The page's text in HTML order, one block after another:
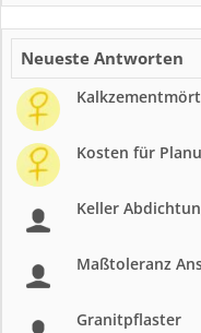
Neueste Antworten
Kosten für
Keller
Maßtoleranz
Granitpflaster